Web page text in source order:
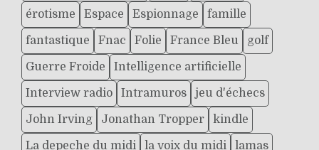
érotisme Espace Espionnage famille
fantastique Fnac Folie France Bleu golf
Guerre Froide Intelligence artificielle
Interview radio Intramuros jeu d'échecs
John Irving Jonathan Tropper kindle
La depeche du midi la voix du midi lamas